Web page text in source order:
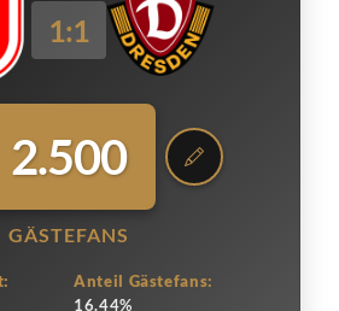
1:1
2.500
GÄSTEFANS
Anteil Gästefans:
16.44%